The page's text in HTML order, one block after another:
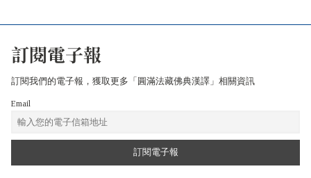
訂閱電子報
訂閱我們的電子報，獲取更多「圓滿法藏佛典漢譯」相關資訊
Email